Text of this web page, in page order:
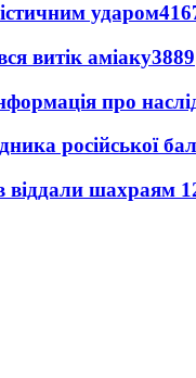
ударом
витік аміаку3889
про
російської
віддали шахраям